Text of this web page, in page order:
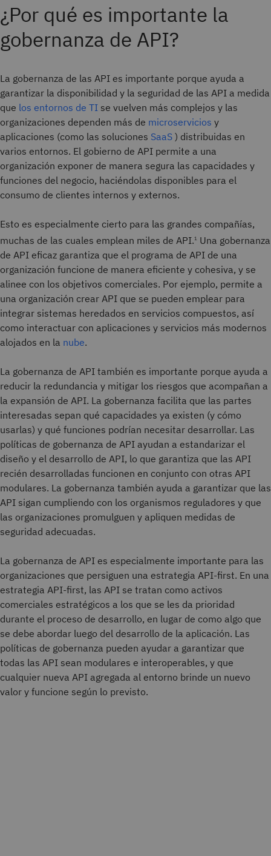
¿Por qué es importante la
gobernanza de API?
La gobernanza de las API es importante porque ayuda a
garantizar la disponibilidad y la seguridad de las API a medida
que los entornos de TI se vuelven más complejos y las
organizaciones dependen más de microservicios y
aplicaciones (como las soluciones SaaS ) distribuidas en
varios entornos. El gobierno de API permite a una
organización exponer de manera segura las capacidades y
funciones del negocio, haciéndolas disponibles para el
consumo de clientes internos y externos.
Esto es especialmente cierto para las grandes compañías,
muchas de las cuales emplean miles de API.1 Una gobernanza
de API eficaz garantiza que el programa de API de una
organización funcione de manera eficiente y cohesiva, y se
alinee con los objetivos comerciales. Por ejemplo, permite a
una organización crear API que se pueden emplear para
integrar sistemas heredados en servicios compuestos, así
como interactuar con aplicaciones y servicios más modernos
alojados en la nube.
La gobernanza de API también es importante porque ayuda a
reducir la redundancia y mitigar los riesgos que acompañan a
la expansión de API. La gobernanza facilita que las partes
interesadas sepan qué capacidades ya existen (y cómo
usarlas) y qué funciones podrían necesitar desarrollar. Las
políticas de gobernanza de API ayudan a estandarizar el
diseño y el desarrollo de API, lo que garantiza que las API
recién desarrolladas funcionen en conjunto con otras API
modulares. La gobernanza también ayuda a garantizar que las
API sigan cumpliendo con los organismos reguladores y que
las organizaciones promulguen y apliquen medidas de
seguridad adecuadas.
La gobernanza de API es especialmente importante para las
organizaciones que persiguen una estrategia API-first. En una
estrategia API-first, las API se tratan como activos
comerciales estratégicos a los que se les da prioridad
durante el proceso de desarrollo, en lugar de como algo que
se debe abordar luego del desarrollo de la aplicación. Las
políticas de gobernanza pueden ayudar a garantizar que
todas las API sean modulares e interoperables, y que
cualquier nueva API agregada al entorno brinde un nuevo
valor y funcione según lo previsto.